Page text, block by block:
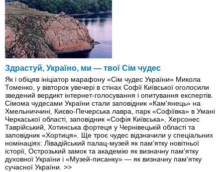
Здрастуй, Україно, ми — твої Сім чудес
Як і обіцяв ініціатор марафону «Сім чудес України» Микола
Томенко, у вівторок увечері в стінах Софії Київської оголосили
зведений вердикт інтернет-голосування і опитування експертів.
Сімома чудесами України стали заповідник «Кам'янець» на
Хмельниччині, Києво-Печерська лавра, парк «Софіївка» в Умані
Черкаської області, заповідник «Софія Київська», Херсонес
Таврійський, Хотинська фортеця у Чернівецькій області та
заповідник «Хортиця». Ще троє чудес відзначили у спеціальних
номінаціях: Лівадійський палац-музей як пам'ятку новітньої
історії, Острозький замок та академію як визначну пам'ятку
духовної України і «Музей-писанку» — як визначну пам'ятку
сучасної України. >>